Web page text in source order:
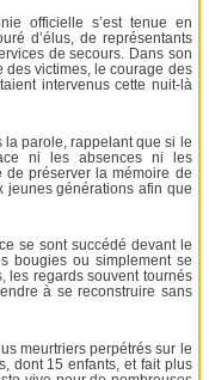
officielle s’est tenue en
d’élus, de représentants
de secours. Dans son
des victimes, le courage des
intervenus cette nuit-là
la parole, rappelant que si le
ni les absences ni les
de préserver la mémoire de
jeunes générations afin que
se sont succédé devant le
bougies ou simplement se
les regards souvent tournés
à se reconstruire sans
meurtriers perpétrés sur le
dont 15 enfants, et fait plus